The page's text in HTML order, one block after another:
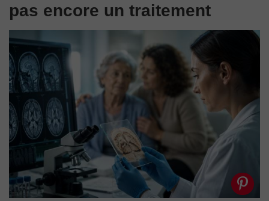
pas encore un traitement